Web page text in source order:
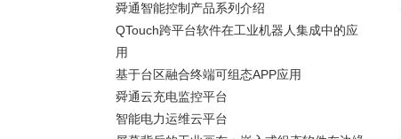
舜通智能控制产品系列介绍
QTouch跨平台软件在工业机器人集成中的应
用
基于台区融合终端可组态APP应用
舜通云充电监控平台
智能电力运维云平台